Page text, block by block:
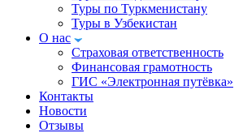
Туры по Туркменистану
Туры в Узбекистан
О нас
Страховая ответственность
Финансовая грамотность
ГИС «Электронная путёвка»
Контакты
Новости
Отзывы